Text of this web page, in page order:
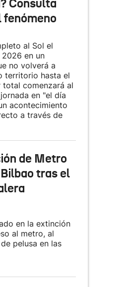
Consulta
fenómeno
al Sol el
en un
no volverá a
territorio hasta el
total comenzará al
en "el día
acontecimiento
a través de
de Metro
tras el
en la extinción
al metro, al
pelusa en las